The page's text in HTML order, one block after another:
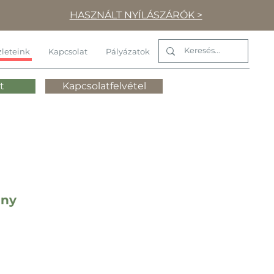
HASZNÁLT NYÍLÁSZÁRÓK >
Kapcsolat Pályázatok
Kapcsolatfelvétel